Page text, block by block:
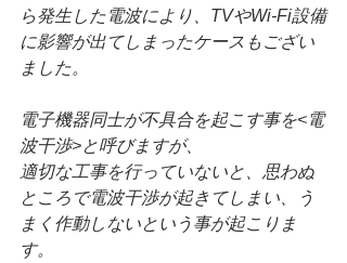
ら発生した電波により、TVやWi-Fi設備
に影響が出てしまったケースもござい
ました。
電子機器同士が不具合を起こす事を<電
波干渉>と呼びますが、
適切な工事を行っていないと、思わぬ
ところで電波干渉が起きてしまい、う
まく作動しないという事が起こりま
す。